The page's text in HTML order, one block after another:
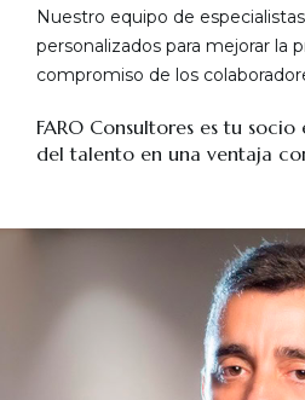
Nuestro equipo de
personalizados para mejorar la
compromiso de los
FARO Consultores es tu
del talento en una ventaja